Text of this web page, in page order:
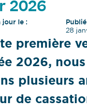
2026
jour le :
28
première
2026,
plusieurs
de